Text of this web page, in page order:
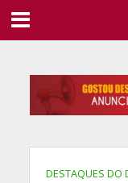
DESTAQUES DO